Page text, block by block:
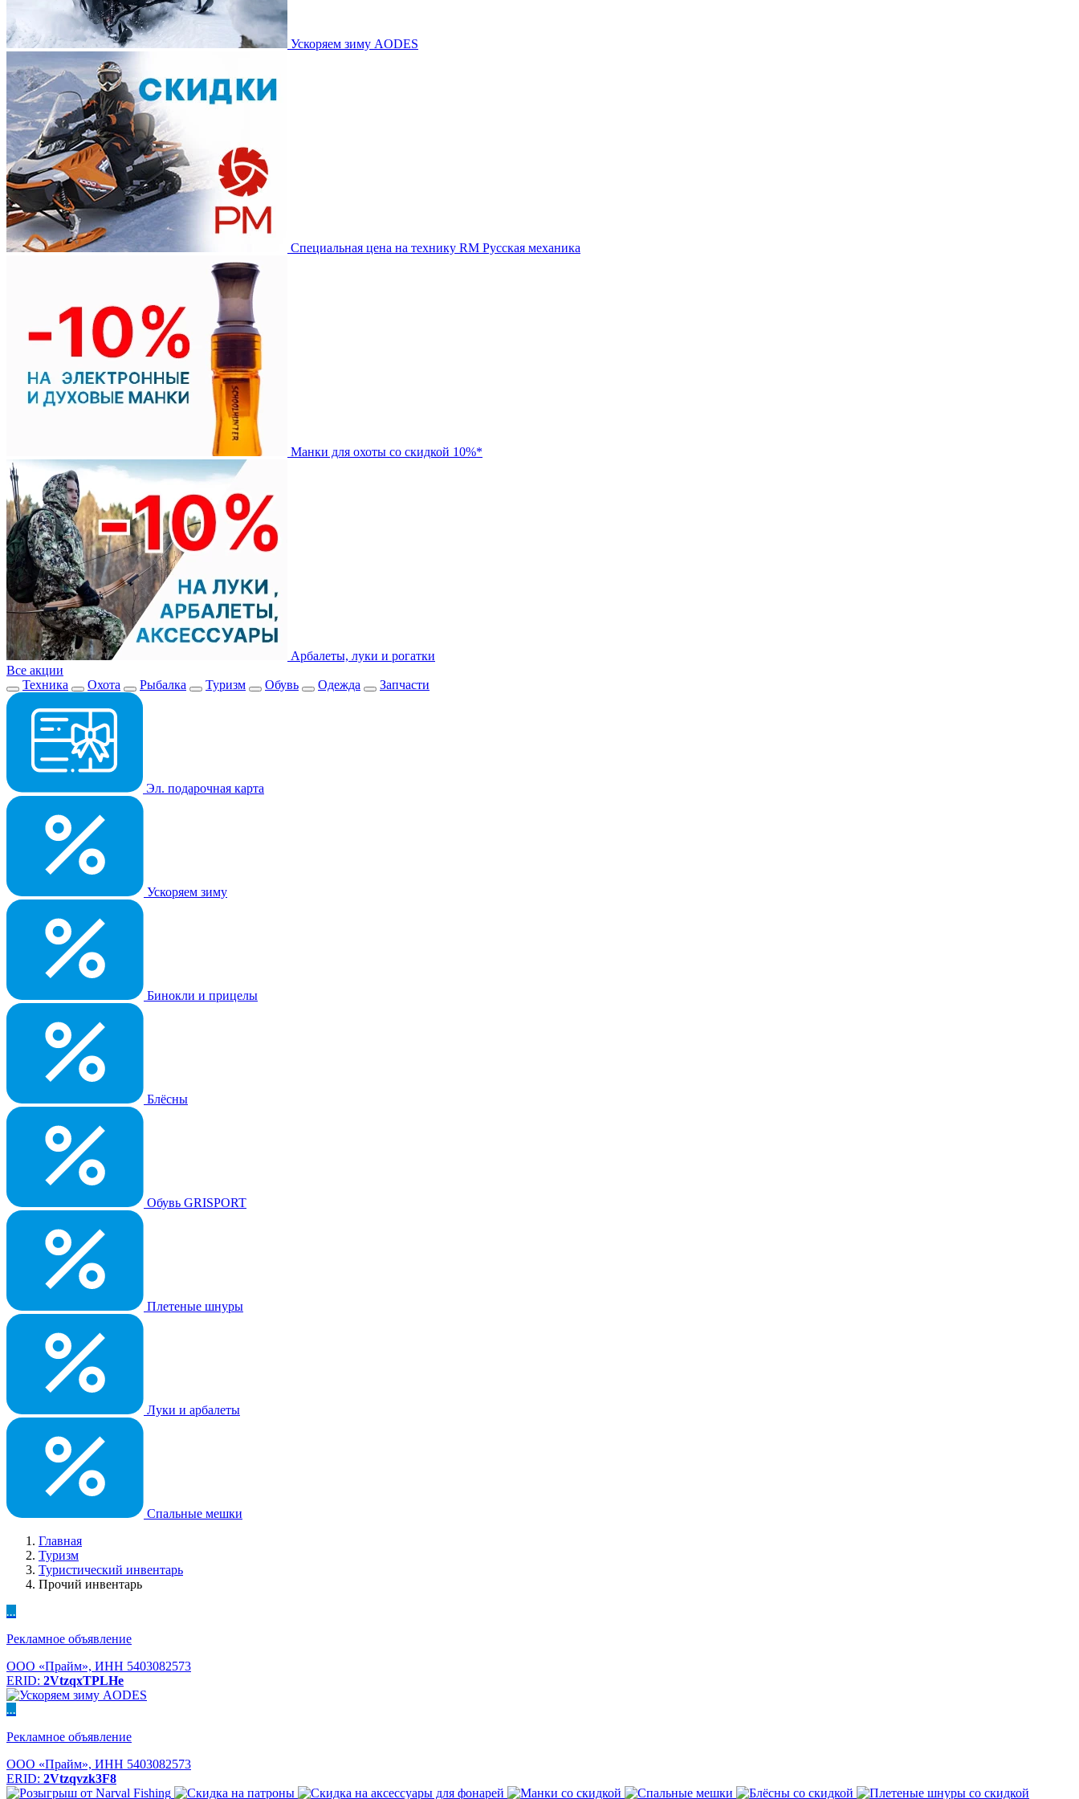
Ускоряем зиму AODES
Специальная цена на технику RM Русская механика
Манки для охоты со скидкой 10%*
Арбалеты, луки и рогатки
Все акции
Техника
Охота Рыбалка Туризм Обувь Одежда Запчасти
Эл. подарочная карта
Ускоряем зиму
Бинокли и прицелы
Блёсны
Обувь GRISPORT
Плетеные шнуры
Луки и арбалеты
Спальные мешки
Главная
Туризм
Туристический инвентарь
Прочий инвентарь
...
Рекламное объявление
ООО «Прайм», ИНН 5403082573
ERID: 2VtzqxTPLHe
...
Рекламное объявление
ООО «Прайм», ИНН 5403082573
ERID: 2Vtzqvzk3F8